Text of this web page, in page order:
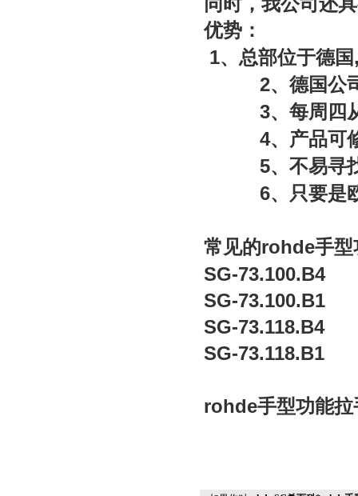
优势：
1、总部位于德国
2、德国公
3、每周四
4、产品可
5、不易寻
6、只要是
常见的rohde手型
SG-73.100.B4
SG-73.100.B1
SG-73.118.B4
SG-73.118.B1
rohde手型功能拉